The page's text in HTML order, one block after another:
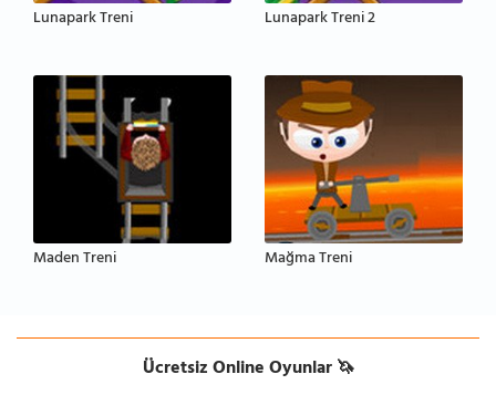
Lunapark Treni Lunapark Treni 2
Maden Treni Mağma Treni
Ücretsiz Online Oyunlar 🦄